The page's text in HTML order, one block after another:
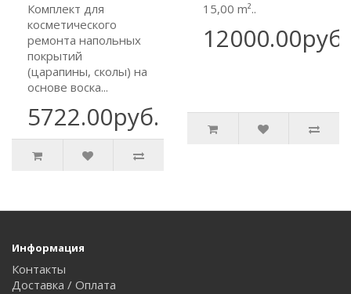
Комплект для
косметического
ремонта напольных
покрытий
(царапины, сколы) на
основе воска...
5722.00руб.
15,00 m²..
12000.00руб.
Информация
Контакты
Доставка / Оплата